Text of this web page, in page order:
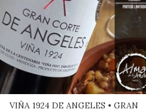
VIÑA 1924 DE ANGELES • GRAN